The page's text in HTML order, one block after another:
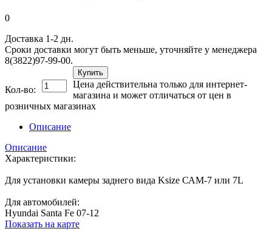
0
Доставка 1-2 дн.
Сроки доставки могут быть меньше, уточняйте у менеджера
8(3822)97-99-00.
Кол-во:
Купить
Цена действительна только для интернет-
магазина и может отличаться от цен в
розничных магазинах
Описание
Описание
Характеристики:
Для установки камеры заднего вида Ksize САМ-7 или 7L
Для автомобилей:
Hyundai Santa Fe 07-12
Показать на карте